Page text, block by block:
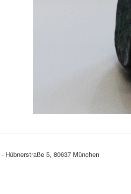
- Hübnerstraße 5, 80637 München